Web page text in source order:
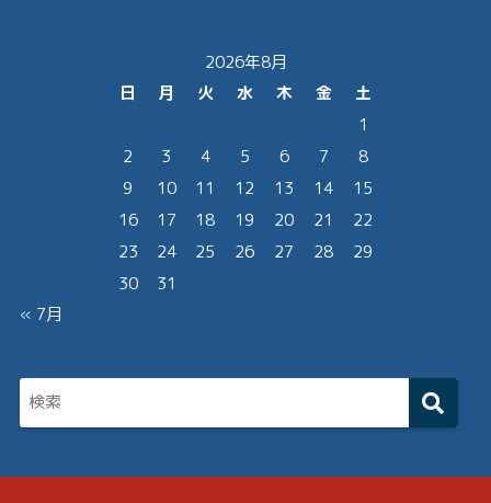
2026年8月
日
月 火 水 木 金
土
1
2
3 4 5 6 7
8
9
10 11 12 13 14
15
16
17 18 19 20 21
22
23
24 25 26 27 28
29
30
31
« 7月